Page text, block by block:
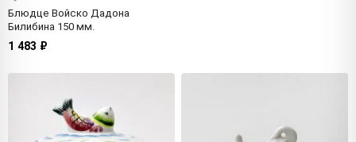
Блюдце Войско Дадона
Билибина 150 мм.
1 483 ₽